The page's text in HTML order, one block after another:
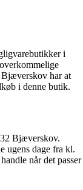
i
har at
i denne butik.
Bjæverskov.
ugens dage fra kl.
når det passer